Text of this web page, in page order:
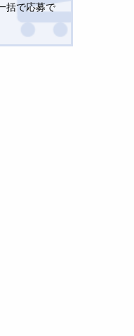
括で応募で